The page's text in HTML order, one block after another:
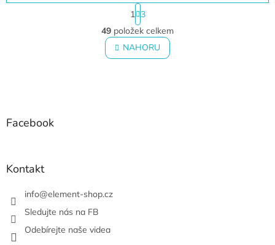
O
v
l
á
S
t
r
á
n
k
1 3
49 položek celkem
NAHORU
Facebook
Kontakt
info@element-shop.cz
Sledujte nás na FB
Odebírejte naše videa